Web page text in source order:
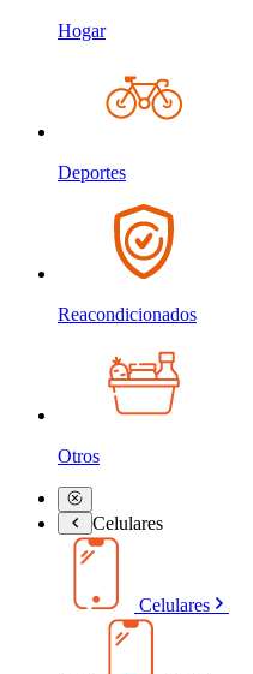
Hogar
Deportes
Reacondicionados
Otros
Celulares
Celulares